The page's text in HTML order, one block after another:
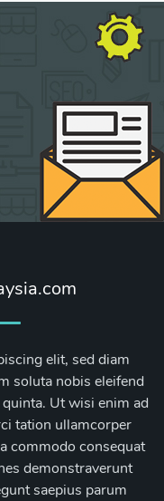
elit, sed diam
soluta nobis eleifend
Ut wisi enim ad
tation ullamcorper
commodo consequat
demonstraverunt
saepius parum